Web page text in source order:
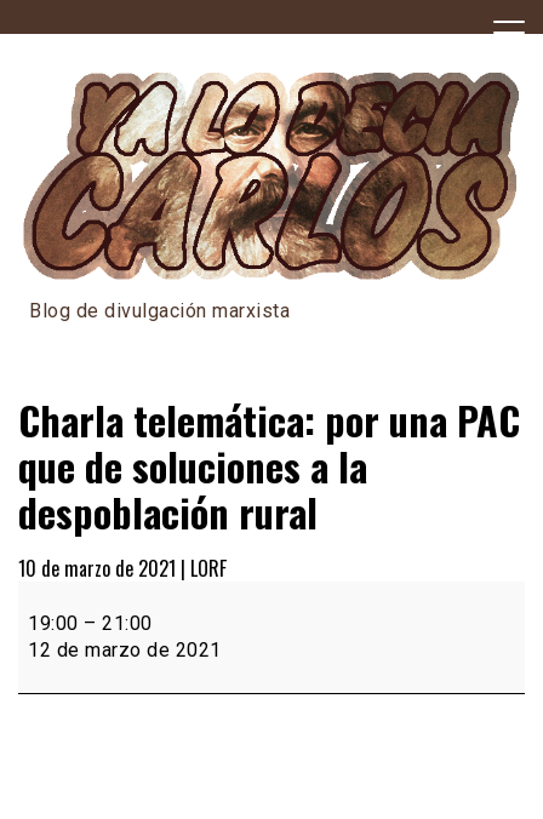
to
Blog de divulgación marxista
Charla telemática: por una PAC
que de soluciones a la
despoblación rural
10 de marzo de 2021 | LORF
telemática:
por
PAC
19:00 – 21:00
12 de marzo de 2021